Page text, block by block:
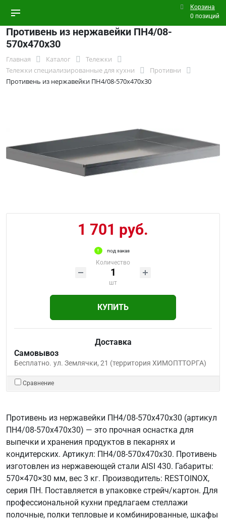
Корзина
0 позиций
Противень из нержавейки ПН4/08-
570х470х30
Главная Каталог
Тележки
Тележки специализированные для кухни
Противни
Противень из нержавейки ПН4/08-570х470х30
1 701 руб.
под заказ
Количество
шт
КУПИТЬ
Доставка
Самовывоз
Бесплатно. ул. Землячки, 21 (территория ХИМОПТТОРГА)
Сравнение
Противень из нержавейки ПН4/08-570х470х30 (артикул
ПН4/08-570х470х30) — это прочная оснастка для
выпечки и хранения продуктов в пекарнях и
кондитерских. Артикул: ПН4/08-570х470х30. Противень
изготовлен из нержавеющей стали AISI 430. Габариты:
570×470×30 мм, вес 3 кг. Производитель: RESTOINOX,
серия ПН. Поставляется в упаковке стрейч/картон. Для
профессиональной кухни предлагаем стеллажи
полочные, полки тепловые и комбинированные, шкафы